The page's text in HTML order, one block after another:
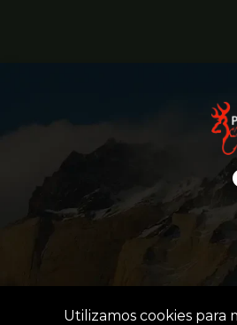
Utilizamos cookies para